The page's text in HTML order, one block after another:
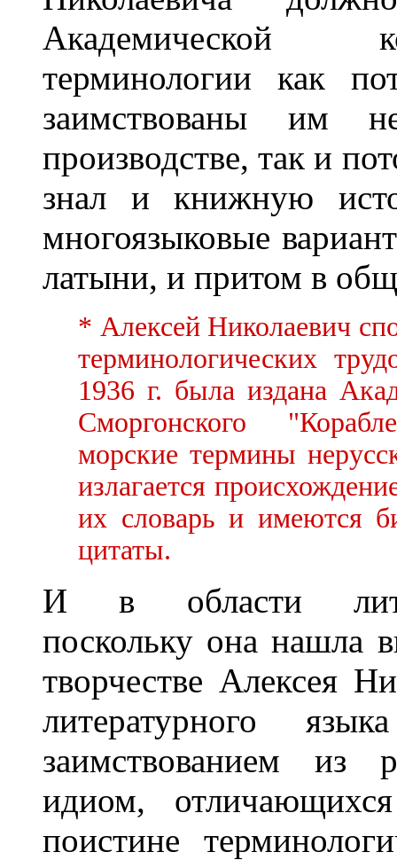
Академической
терминологии как
заимствованы им
производстве, так и
знал и книжную
многоязыковые
латыни, и притом в
* Алексей Николаевич
терминологических
1936 г. была издана
Сморгонского
морские термины
излагается
их словарь и имеются
цитаты.
И в области
поскольку она нашла
творчестве Алексея
литературного
заимствованием из
идиом,
поистине